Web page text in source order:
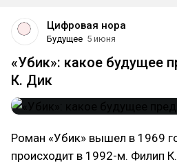
Цифровая нора
Будущее 5 июня
«Убик»: какое будущее
К. Дик
Роман «Убик» вышел в 1969
происходит в 1992-м. Филип